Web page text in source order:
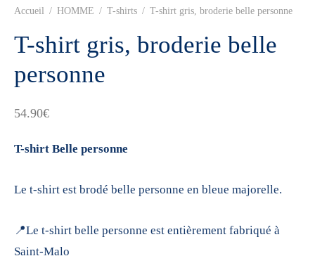
Accueil / HOMME / T-shirts / T-shirt gris, broderie belle personne
T-shirt gris, broderie belle
personne
54.90€
T-shirt Belle personne
Le t-shirt est brodé belle personne en bleue majorelle.
📍Le t-shirt belle personne est entièrement fabriqué à
Saint-Malo